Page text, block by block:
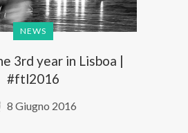
NEWS
3rd year in Lisboa |
#ftl2016
8 Giugno 2016